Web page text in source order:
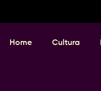
Home Cultura